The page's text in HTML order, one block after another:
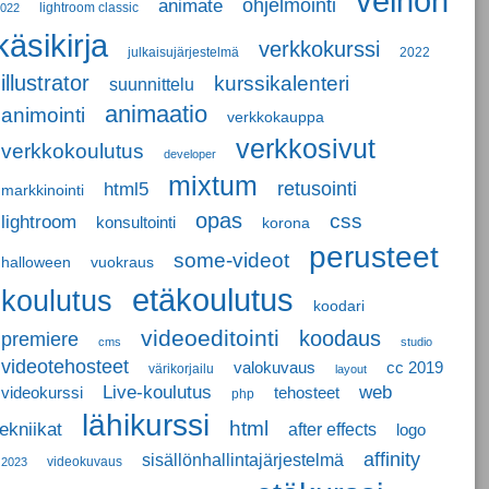
lightroom classic animate ohjelmointi
julkaisujärjestelmä verkkokurssi 2022
illustrator suunnittelu
kurssikalenteri
animointi
animaatio verkkokauppa
verkkokoulutus developer verkkosivut
markkinointi html5 mixtum retusointi
lightroom konsultointi opas korona css
halloween vuokraus some-videot perusteet
koulutus etäkoulutus koodari
premiere cms videoeditointi koodaus studio
videotehosteet värikorjailu valokuvaus layout
cc 2019
videokurssi
Live-koulutus php tehosteet
web
lähikurssi html after effects logo
2023 videokuvaus sisällönhallintajärjestelmä affinity